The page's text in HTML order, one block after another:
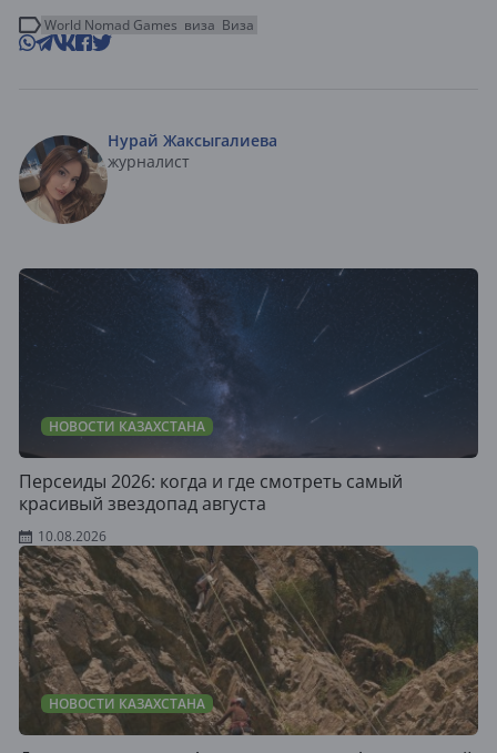
World Nomad Games виза Виза
Нурай Жаксыгалиева
журналист
НОВОСТИ КАЗАХСТАНА
Персеиды 2026: когда и где смотреть самый
красивый звездопад августа
10.08.2026
НОВОСТИ КАЗАХСТАНА